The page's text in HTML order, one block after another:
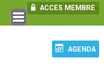
ACCES MEMBRE
AGENDA